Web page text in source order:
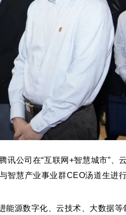
公司在“互联网+智慧城市”、
智慧产业事业群CEO汤道生进
源数字化、云技术、大数据等